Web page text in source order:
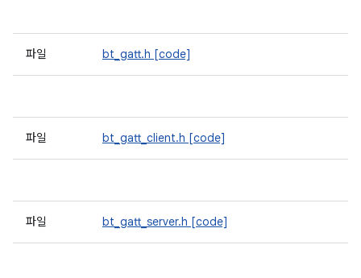
파일 bt_gatt.h [code]
파일 bt_gatt_client.h [code]
파일 bt_gatt_server.h [code]